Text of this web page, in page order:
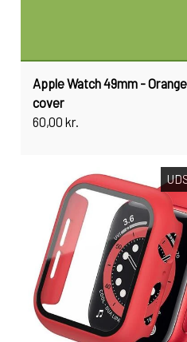
Apple Watch 49mm -
cover
60,00 kr.